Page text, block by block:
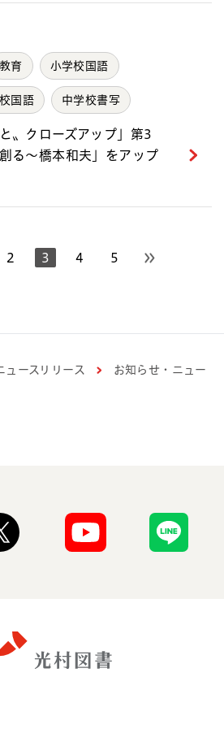
教育 小学校国語
国語 中学校書写
〟クローズアップ」第3
る～橋本和夫」をアップ
2 3 4 5 次のページへ
ュースリリース
お知らせ・ニュー